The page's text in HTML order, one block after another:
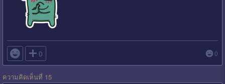
 0 0
ความคิดเห็นที่ 15